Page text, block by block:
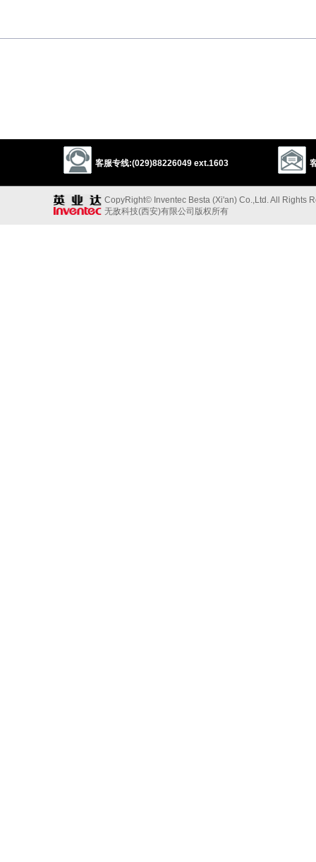
客服专线:(029)88226049 ext.1603
CopyRight© Inventec Besta (Xi'an) Co.,Ltd. All Rights
无敌科技(西安)有限公司版权所有